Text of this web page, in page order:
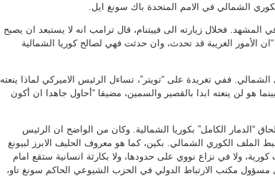
الشمالي في الامم المتحدة باك سونغ ايل.
فخلال زيارته الى فييتنام، قال ترامب انه لا يستبعد ان يصبح
الأمور الغريبة قد تحدث، وان حدثت فهي لصالح كوريا الشمالية
ففي تغريدة على “تويتر”، تساءل الرئيس الاميركي لماذا ينعته
هو لن ينعته ابدا بالقصير والسمين، مضيفا “أحاول جاهدا ان أكون
“الدمار الكامل” بكوريا الشمالية. وكان من الواضح ان الرئيس
الملف الكوري الشمالي. بكين، كما هو معروف الحليف الابرز لبيونغ
ولا في نزاع نووي على حدودها، ولا بكارثة انسانية ستقع امام
مسؤول مكتب الارتباط الدولي في الحزب الشيوعي الحاكم سونغ تاو،